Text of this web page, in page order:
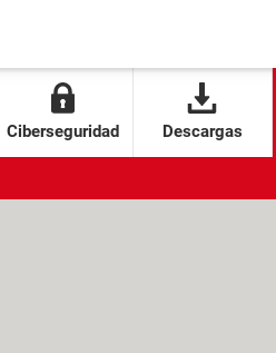
Ciberseguridad Descargas